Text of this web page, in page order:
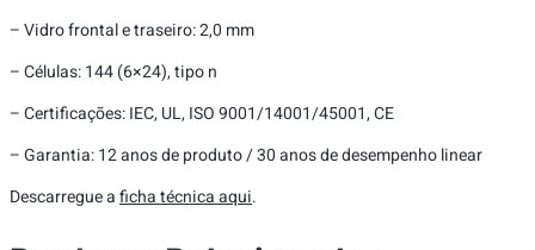
– Vidro frontal e traseiro: 2,0 mm
– Células: 144 (6×24), tipo n
– Certificações: IEC, UL, ISO 9001/14001/45001, CE
– Garantia: 12 anos de produto / 30 anos de desempenho linear
Descarregue aficha técnica aqui.